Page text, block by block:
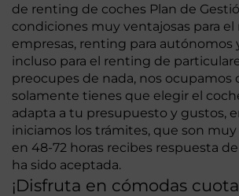
de renting de coches Plan de
condiciones muy ventajosas para
empresas, renting para autónomos
incluso para el renting de
preocupes de nada, nos ocupamos
solamente tienes que elegir el
adapta a tu presupuesto y gustos,
iniciamos los trámites, que son muy
en 48-72 horas recibes respuesta
ha sido aceptada.
¡Disfruta en cómodas